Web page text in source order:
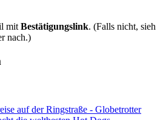
mitBestätigungslink. (Falls nicht, sieh
nach.)
auf der Ringstraße - Globetrotter